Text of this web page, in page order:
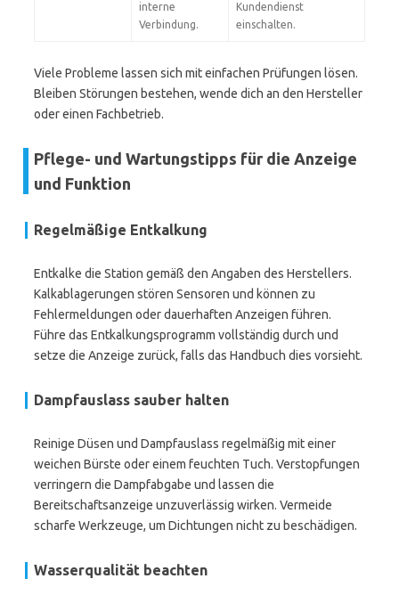
interne
Verbindung.
Kundendienst
einschalten.
Viele Probleme lassen sich mit einfachen Prüfungen lösen.
Bleiben Störungen bestehen, wende dich an den Hersteller
oder einen Fachbetrieb.
Pflege- und Wartungstipps für die Anzeige
und Funktion
Regelmäßige Entkalkung
Entkalke die Station gemäß den Angaben des Herstellers.
Kalkablagerungen stören Sensoren und können zu
Fehlermeldungen oder dauerhaften Anzeigen führen.
Führe das Entkalkungsprogramm vollständig durch und
setze die Anzeige zurück, falls das Handbuch dies vorsieht.
Dampfauslass sauber halten
Reinige Düsen und Dampfauslass regelmäßig mit einer
weichen Bürste oder einem feuchten Tuch. Verstopfungen
verringern die Dampfabgabe und lassen die
Bereitschaftsanzeige unzuverlässig wirken. Vermeide
scharfe Werkzeuge, um Dichtungen nicht zu beschädigen.
Wasserqualität beachten